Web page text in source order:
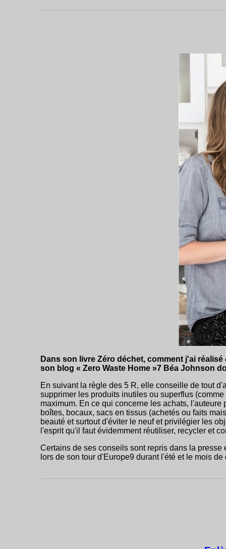
Dans son livre Zéro déchet, comment j'ai
son blog « Zero Waste Home »7 Béa Johnson
En suivant la règle des 5 R, elle conseille de tout
supprimer les produits inutiles ou superflus
maximum. En ce qui concerne les achats,
boîtes, bocaux, sacs en tissus (achetés ou faits
beauté et surtout d'éviter le neuf et privilégier les
l'esprit qu'il faut évidemment réutiliser, recycler et
Certains de ses conseils sont repris dans la
lors de son tour d'Europe9 durant l'été et le mois